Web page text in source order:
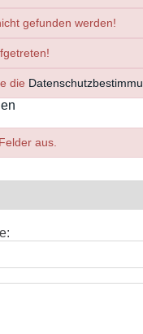
gefunden werden!
die
aus.